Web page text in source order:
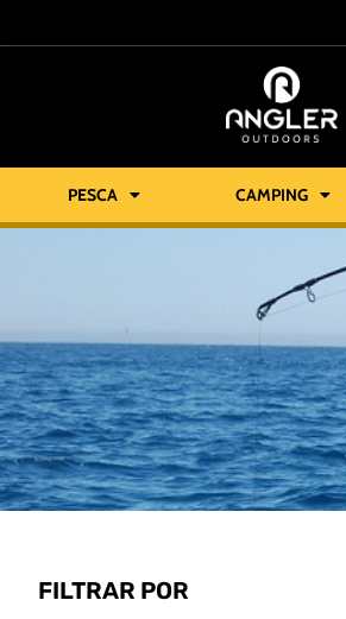
PESCA CAMPING
FILTRAR POR